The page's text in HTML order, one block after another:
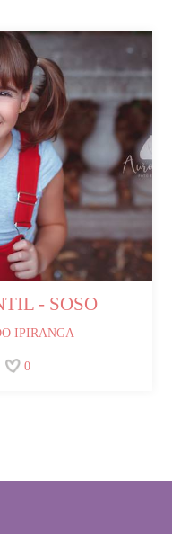
- SOSO
IPIRANGA
0